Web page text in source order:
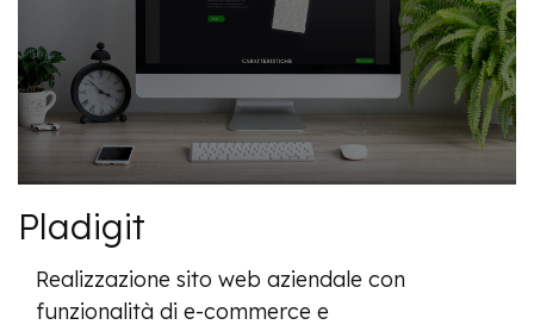
Pladigit
Realizzazione sito web aziendale con
funzionalità di e-commerce e